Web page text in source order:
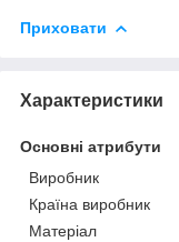
Приховати
Характеристики
Основні атрибути
Виробник
Країна виробник
Матеріал